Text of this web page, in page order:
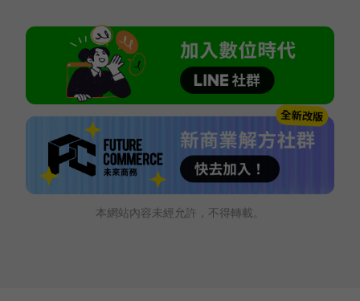
本網站內容未經允許，不得轉載。